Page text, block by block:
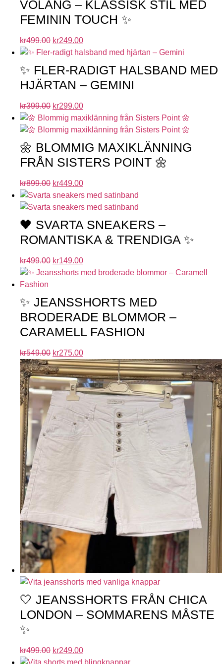
VOLANG – KLASSISK STIL MED
FEMININ TOUCH ✨
kr499.00 kr249.00
✨ FLER-RADIGT HALSBAND MED
HJÄRTAN – GEMINI
kr399.00 kr299.00
🌼 BLOMMIG MAXIKLÄNNING
FRÅN SISTERS POINT 🌼
kr899.00 kr449.00
🖤 SVARTA SNEAKERS –
ROMANTISKA & TRENDIGA ✨
kr499.00 kr149.00
✨ JEANSSHORTS MED
BRODERADE BLOMMOR –
CARAMELL FASHION
kr549.00 kr275.00
🤍 JEANSSHORTS FRÅN CHICA
LONDON – SOMMARENS MÅSTE
✨
kr499.00 kr249.00